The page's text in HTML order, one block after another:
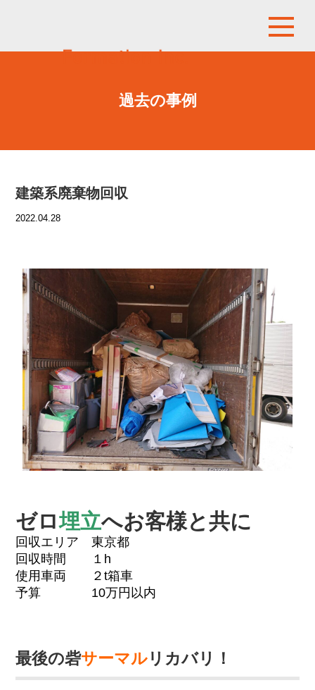
過去の事例
建築系廃棄物回収
2022.04.28
ゼロ埋立へお客様と共に
回収エリア 東京都
回収時間 １h
使用車両 ２t箱車
予算 10万円以内
最後の砦サーマルリカバリ！